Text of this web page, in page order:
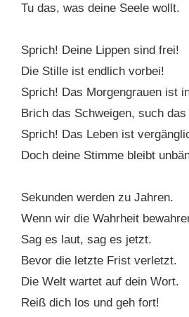
Tu das, was deine Seele wollt.
Sprich! Deine Lippen sind frei!
Die Stille ist endlich vorbei!
Sprich! Das Morgengrauen ist
Brich das Schweigen, such das
Sprich! Das Leben ist
Doch deine Stimme bleibt
Sekunden werden zu Jahren.
Wenn wir die Wahrheit
Sag es laut, sag es jetzt.
Bevor die letzte Frist verletzt.
Die Welt wartet auf dein Wort.
Reiß dich los und geh fort!